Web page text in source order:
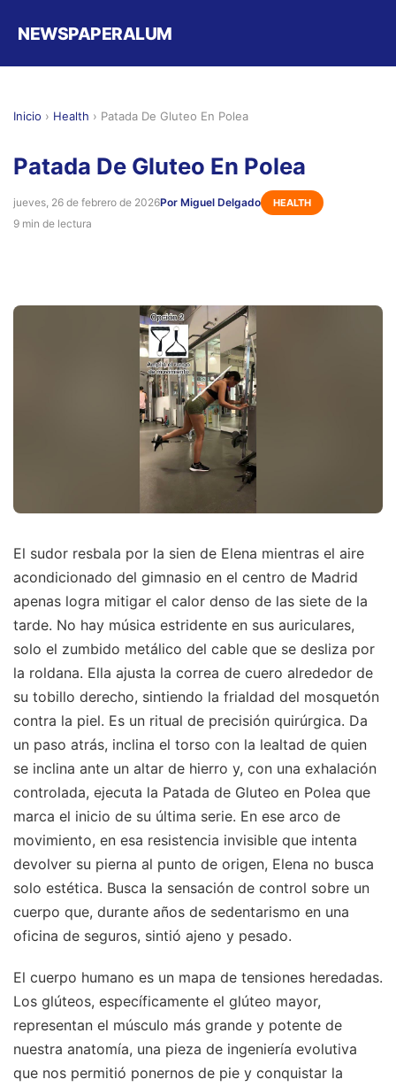
NEWSPAPERALUM
Inicio › Health › Patada De Gluteo En Polea
Patada De Gluteo En Polea
jueves, 26 de febrero de 2026Por Miguel Delgado HEALTH
9 min de lectura
El sudor resbala por la sien de Elena mientras el aire
acondicionado del gimnasio en el centro de Madrid
apenas logra mitigar el calor denso de las siete de la
tarde. No hay música estridente en sus auriculares,
solo el zumbido metálico del cable que se desliza por
la roldana. Ella ajusta la correa de cuero alrededor de
su tobillo derecho, sintiendo la frialdad del mosquetón
contra la piel. Es un ritual de precisión quirúrgica. Da
un paso atrás, inclina el torso con la lealtad de quien
se inclina ante un altar de hierro y, con una exhalación
controlada, ejecuta la Patada de Gluteo en Polea que
marca el inicio de su última serie. En ese arco de
movimiento, en esa resistencia invisible que intenta
devolver su pierna al punto de origen, Elena no busca
solo estética. Busca la sensación de control sobre un
cuerpo que, durante años de sedentarismo en una
oficina de seguros, sintió ajeno y pesado.
El cuerpo humano es un mapa de tensiones heredadas.
Los glúteos, específicamente el glúteo mayor,
representan el músculo más grande y potente de
nuestra anatomía, una pieza de ingeniería evolutiva
que nos permitió ponernos de pie y conquistar la